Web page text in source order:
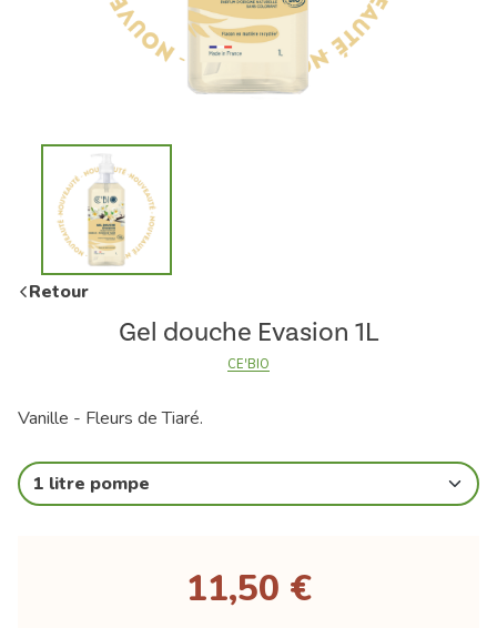
Retour
Gel douche Evasion 1L
CE'BIO
Vanille - Fleurs de Tiaré.
1 litre pompe
11,50 €